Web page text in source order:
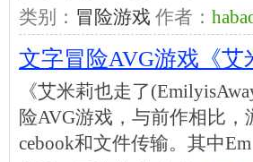
类别： 冒险游戏 作者：
文字冒险AVG游戏《
《艾米莉也走了
险AVG游戏，与前作相比
cebook和文件传输。其中